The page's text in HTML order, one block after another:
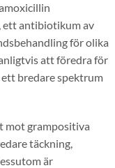
ett antibiotikum av
för olika
att föredra för
bredare spektrum
mot grampositiva
täckning,
är